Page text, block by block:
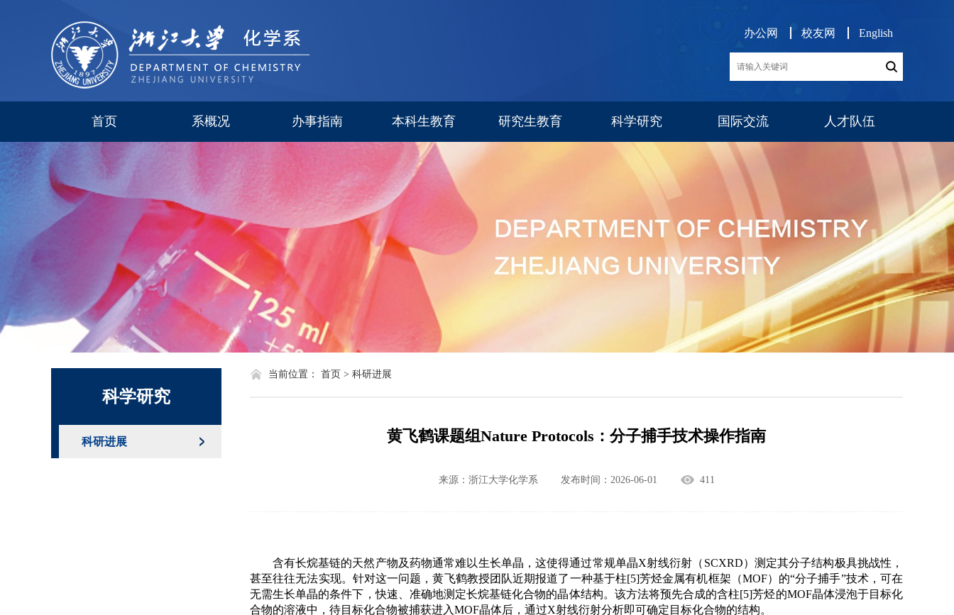
办公网 校友网 English
首页 系概况
现任领导
研究所
委员会
历史沿革
化学系标识
办事指南 本科生教育
专业设置
招生简章
研究生教育
研究生导师
科学研究 国际交流
交流项目
人才队伍
博后工作
队伍建设
人才招聘
科学研究
科研进展
当前位置： 首页 > 科研进展
黄飞鹤课题组Nature Protocols：分子捕手技术操作指南
来源：浙江大学化学系 发布时间：2026-06-01 411
含有长烷基链的天然产物及药物通常难以生长单晶，这使得通过常规单晶X射线衍射（ SCXRD）测定其分子结构极具挑战性，
甚至往往无法实现。针对这一问题，黄飞鹤教授团队近期报道了一种基于柱[5]芳烃金属有机框架（MOF）的“分子捕手”技术，可在
无需生长单晶的条件下，快速、准确地测定长烷基链化合物的晶体结构。该方法将预先合成的含柱[5]芳烃的MOF晶体浸泡于目标化
合物的溶液中，待目标化合物被捕获进入MOF晶体后，通过X射线衍射分析即可确定目标化合物的结构。